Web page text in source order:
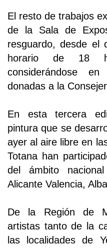
El resto de trabajos
de la Sala de
resguardo, desde
horario de 18
considerándose
donadas a la
En esta tercera
pintura que se
ayer al aire libre en
Totana han
del ámbito
Alicante Valencia,
De la Región de
artistas tanto de la
las localidades de